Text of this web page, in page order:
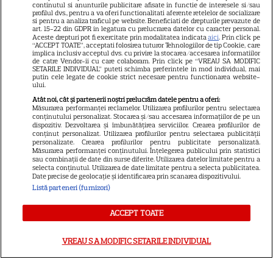
Elle
Unica
Retete practice
Copyright2026Ringier Romania – Toate Drepturile rezervate
Pariază responsabil! Decizia ONJN nr. 821/25.09.2025.
continutul si anunturile publicitare afisate in functie de interesele si/sau
profilul dvs., pentru a va oferi functionalitati aferente retelelor de socializare
si pentru a analiza traficul pe website. Beneficiati de drepturile prevazute de
art. 15-22 din GDPR in legatura cu prelucrarea datelor cu caracter personal.
Aceste drepturi pot fi exercitate prin modalitatea indicataaici. Prin click pe
“ACCEPT TOATE”, acceptati folosirea tuturor Tehnologiilor de tip Cookie, care
implica inclusiv acceptul dvs. cu privire la stocarea/accesarea informatiilor
de catre Vendor-ii cu care colaboram. Prin click pe “VREAU SA MODIFIC
SETARILE INDIVIDUAL” puteti schimba preferintele in mod individual, mai
putin cele legate de cookie strict necesare pentru functionarea website-
ului.
Atât noi, cât și partenerii noștri prelucrăm datele pentru a oferi:
Măsurarea performanței reclamelor. Utilizarea profilurilor pentru selectarea
conținutului personalizat. Stocarea și/sau accesarea informațiilor de pe un
dispozitiv. Dezvoltarea și îmbunătățirea serviciilor. Crearea profilurilor de
conținut personalizat. Utilizarea profilurilor pentru selectarea publicității
personalizate. Crearea profilurilor pentru publicitate personalizată.
Măsurarea performanței conținutului. Înțelegerea publicului prin statistici
sau combinații de date din surse diferite. Utilizarea datelor limitate pentru a
selecta conținutul. Utilizarea de date limitate pentru a selecta publicitatea.
Date precise de geolocație și identificarea prin scanarea dispozitivului.
Listă parteneri (furnizori)
ACCEPT TOATE
VREAU SA MODIFIC SETARILE INDIVIDUAL